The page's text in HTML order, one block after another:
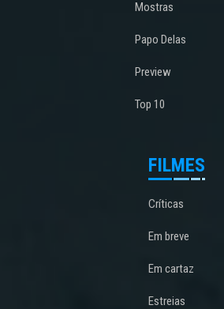
Mostras
Papo Delas
Preview
Top 10
FILMES
Críticas
Em breve
Em cartaz
Estreias